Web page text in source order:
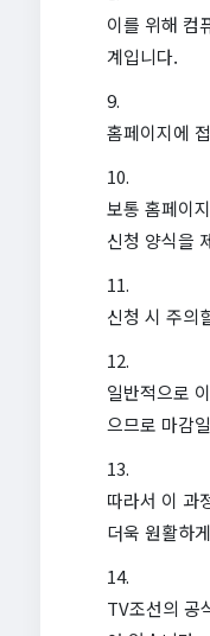
이를 위해 컴
계입니다.
홈페이지에
보통 홈페이
신청 양식을
신청 시 주의
일반적으로
으므로 마감
따라서 이 과
더욱 원활하
TV조선의 공